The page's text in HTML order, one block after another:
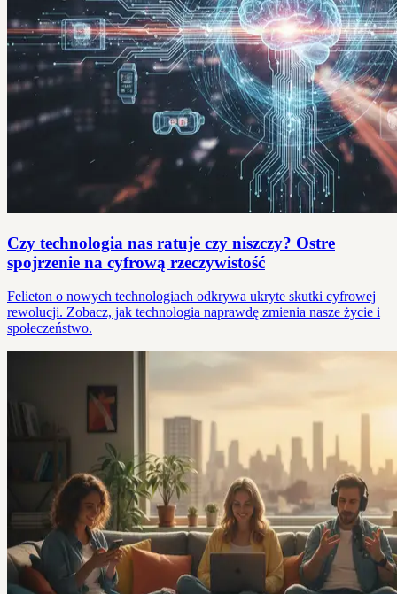
Czy technologia nas ratuje czy niszczy? Ostre
spojrzenie na cyfrową rzeczywistość
Felieton o nowych technologiach odkrywa ukryte skutki cyfrowej
rewolucji. Zobacz, jak technologia naprawdę zmienia nasze życie i
społeczeństwo.